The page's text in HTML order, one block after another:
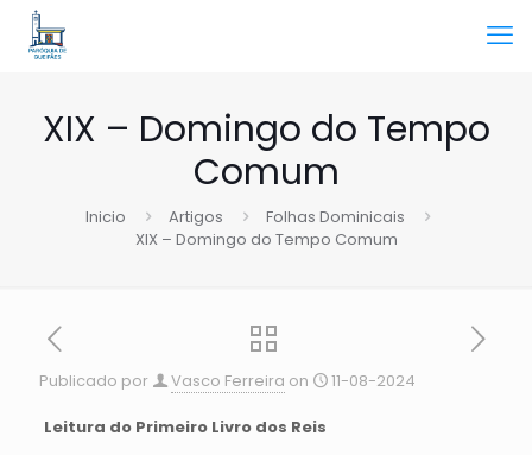
XIX – Domingo do Tempo
Comum
Inicio Artigos
Folhas Dominicais
XIX – Domingo do Tempo Comum
Publicado por Vasco Ferreira on 11-08-2024
Leitura do Primeiro Livro dos Reis